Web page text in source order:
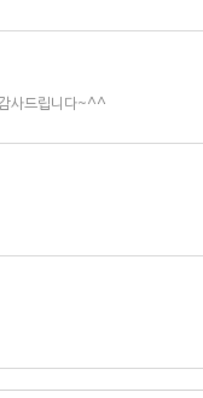
사드립니다~^^